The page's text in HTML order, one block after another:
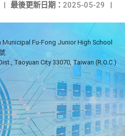
最後更新日期： 2025-05-29 |
|
Fu-Fong Junior High School
Taoyuan City 33070, Taiwan (R.O.C.)